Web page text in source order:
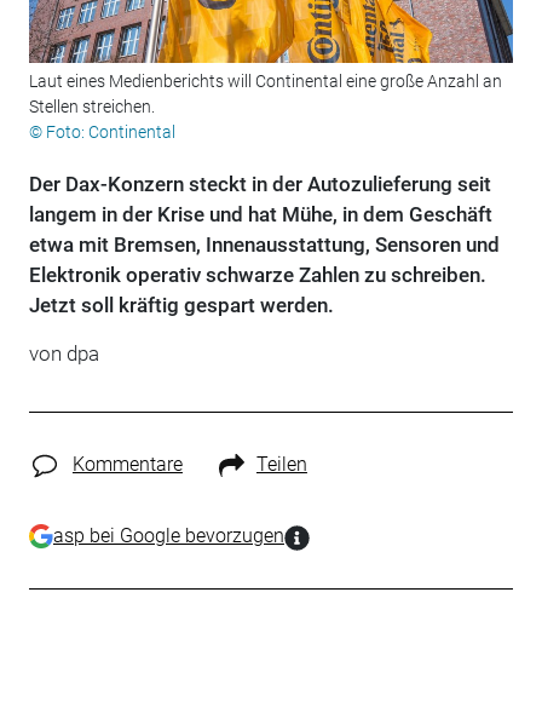
Laut eines Medienberichts will Continental eine große Anzahl an
Stellen streichen.
© Foto: Continental
Der Dax-Konzern steckt in der Autozulieferung seit
langem in der Krise und hat Mühe, in dem Geschäft
etwa mit Bremsen, Innenausstattung, Sensoren und
Elektronik operativ schwarze Zahlen zu schreiben.
Jetzt soll kräftig gespart werden.
von dpa
Kommentare Teilen
asp bei Google bevorzugen